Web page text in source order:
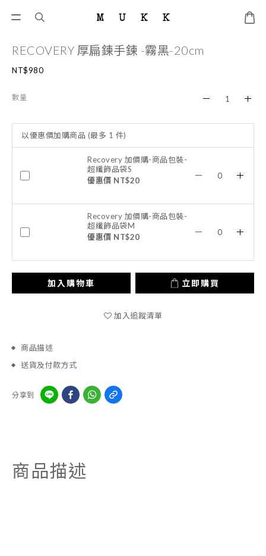
RECOVERY 厚扁鍊手鍊 -霧黑-20cm
NT$980
數量
以優惠價加購商品 (最多 1 件)
Recovery 加價購-商品包裝-
超纖飾品袋S
優惠價 NT$20
Recovery 加價購-商品包裝-
超纖飾品袋M
優惠價 NT$20
加入購物車 立即購買
加入追蹤清單
商品描述
送貨及付款方式
分享到
商品描述